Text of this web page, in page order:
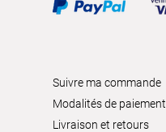
Suivre ma commande
Modalités de paiement
Livraison et retours